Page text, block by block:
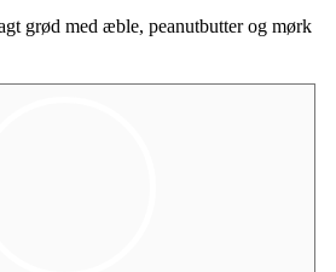
grød med æble, peanutbutter og mørk